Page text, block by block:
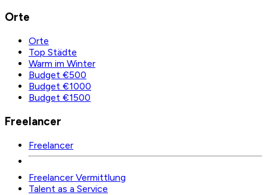
Orte
Orte
Top Städte
Warm im Winter
Budget €500
Budget €1000
Budget €1500
Freelancer
Freelancer
Freelancer Vermittlung
Talent as a Service